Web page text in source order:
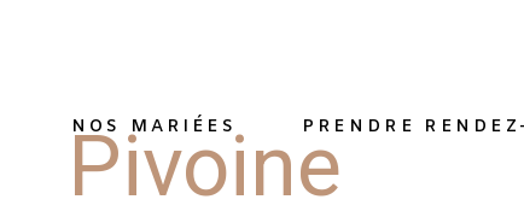
NOS MARIÉES PRENDRE
Pivoine